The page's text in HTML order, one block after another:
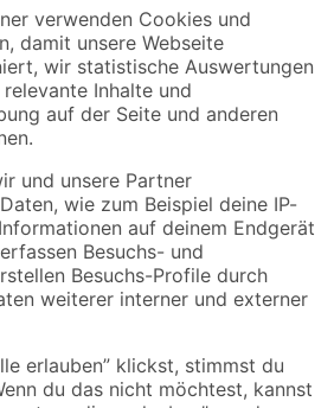
und Aktionen mehr verpassen!
Versandarten